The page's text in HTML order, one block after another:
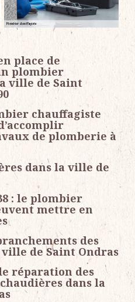
place de
plombier
ville de Saint
chauffagiste
de plomberie à
dans la ville de
: le plombier
mettre en
des
de Saint Ondras
réparation des
dans la